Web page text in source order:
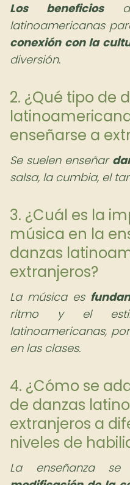
Los beneficiosde
latinoamericanas
conexión con la
diversión.
2. ¿Qué tipo de
enseñarse a
Se suelen enseñar
salsa, la cumbia, el
3. ¿Cuál es la
música en la
danzas
extranjeros?
La música es
ritmo y el
latinoamericanas,
en las clases.
4. ¿Cómo se
de danzas
extranjeros a
niveles de
La enseñanza